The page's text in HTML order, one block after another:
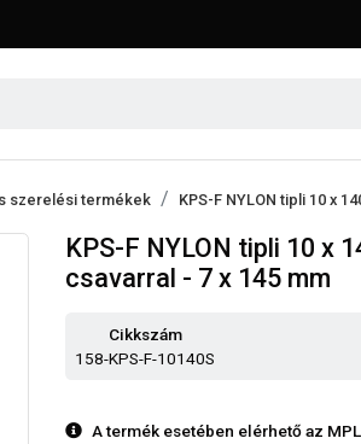
szerelési termékek KPS-F NYLON tipli 10 x
KPS-F NYLON tipli 10 x
csavarral - 7 x 145 mm
Cikkszám
158-KPS-F-10140S
A termék esetében elérhető az